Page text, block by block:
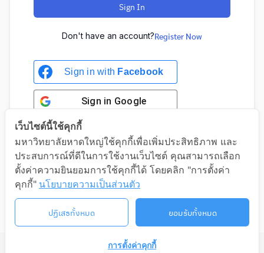
Sign In
Don't have an account?Register Now
Sign in with Facebook
Sign in Google
Sign in with Google
©2026 LIFELONG.HU.AC.TH. ALL RIGHTS RESERVED.
เว็บไซต์นี้ใช้คุกกี้
มหาวิทยาลัยหาดใหญ่ใช้คุกกี้เพื่อเพิ่มประสิทธิภาพ และ
ประสบการณ์ที่ดีในการใช้งานเว็บไซต์ คุณสามารถเลือก
ตั้งค่าความยินยอมการใช้คุกกี้ได้ โดยคลิก "การตั้งค่า
คุกกี้" นโยบายความเป็นส่วนตัว
ปฏิเสธทั้งหมด ยอมรับทั้งหมด
การตั้งค่าคุกกี้